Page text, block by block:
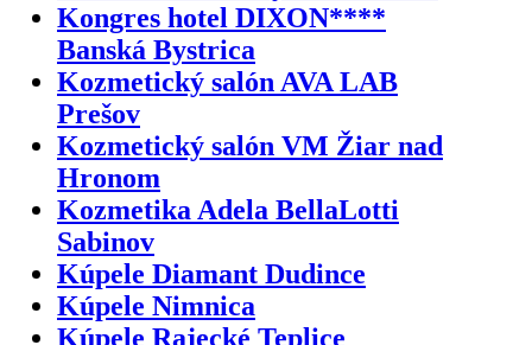
Kongres hotel DIXON****
Banská Bystrica
Kozmetický salón AVA LAB
Prešov
Kozmetický salón VM Žiar nad
Hronom
Kozmetika Adela BellaLotti
Sabinov
Kúpele Diamant Dudince
Kúpele Nimnica
Kúpele Rajecké Teplice